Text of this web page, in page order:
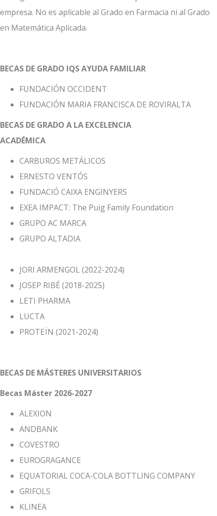
empresa. No es aplicable al Grado en Farmacia ni al Grado
en Matemática Aplicada.
BECAS DE GRADO IQS AYUDA FAMILIAR
FUNDACIÓN OCCIDENT
FUNDACIÓN MARIA FRANCISCA DE ROVIRALTA
BECAS DE GRADO A LA EXCELENCIA
CARBUROS METÁLICOS
ERNESTO VENTÓS
FUNDACIÓ CAIXA ENGINYERS
EXEA IMPACT: The Puig Family Foundation
GRUPO AC MARCA
GRUPO ALTADIA
JORI ARMENGOL (2022-2024)
JOSEP RIBÉ (2018-2025)
LETI PHARMA
LUCTA
PROTEÏN (2021-2024)
BECAS DE MÁSTERES UNIVERSITARIOS
Becas Máster 2026-2027
ALEXION
ANDBANK
COVESTRO
EUROGRAGANCE
EQUATORIAL COCA-COLA BOTTLING COMPANY
GRIFOLS
KLINEA